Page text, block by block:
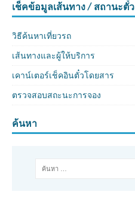
เช็คข้อมูลเส้นทาง / สถานะตั๋ว
วิธีค้นหาเที่ยวรถ
เส้นทางและผู้ให้บริการ
เคาน์เตอร์เช็คอินตั๋วโดยสาร
ตรวจสอบสถะนะการจอง
ค้นหา